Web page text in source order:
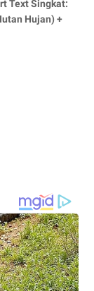
Text Singkat:
Hujan) +